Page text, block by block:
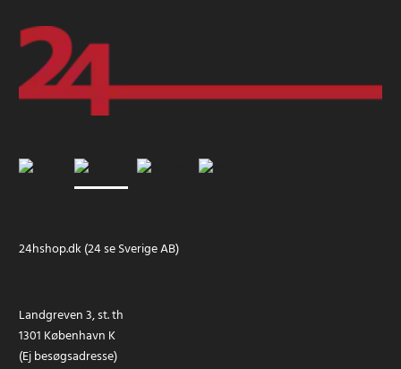
24hshop.dk (24 se Sverige AB)
Landgreven 3, st. th
1301 København K
(Ej besøgsadresse)